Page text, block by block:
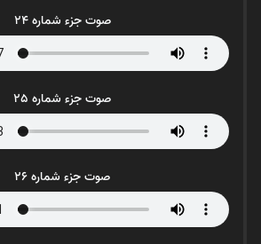
صوت جزء شماره 24
صوت جزء شماره 25
صوت جزء شماره 26